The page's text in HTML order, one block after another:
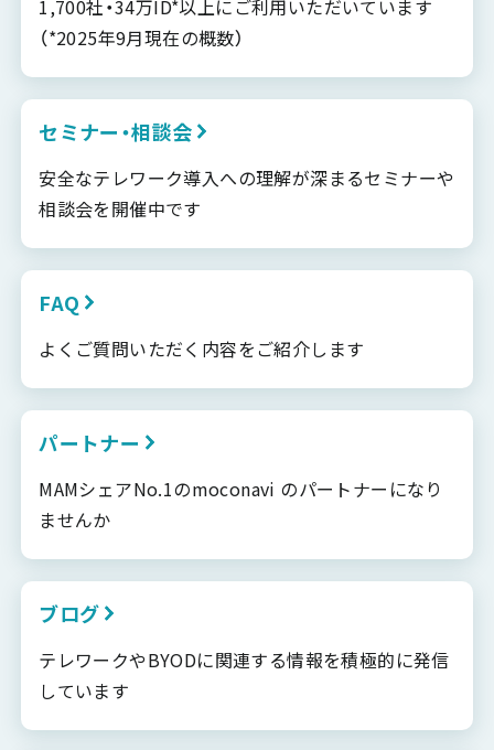
1,700社・34万ID*以上にご利用いただいています
（*2025年9月現在の概数）
セミナー・相談会
安全なテレワーク導入への理解が深まるセミナーや
相談会を開催中です
FAQ
よくご質問いただく内容をご紹介します
パートナー
MAMシェアNo.1のmoconavi のパートナーになり
ませんか
ブログ
テレワークやBYODに関連する情報を積極的に発信
しています